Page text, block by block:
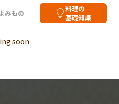
みもの
料理の
基礎知識
の一覧
soon